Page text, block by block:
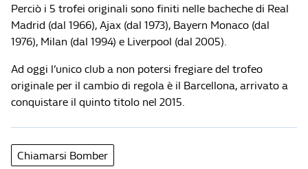
Perciò i 5 trofei originali sono finiti nelle bacheche di Real
Madrid (dal 1966), Ajax (dal 1973), Bayern Monaco (dal
1976), Milan (dal 1994) e Liverpool (dal 2005).
Ad oggi l’unico club a non potersi fregiare del trofeo
originale per il cambio di regola è il Barcellona, arrivato a
conquistare il quinto titolo nel 2015.
Chiamarsi Bomber